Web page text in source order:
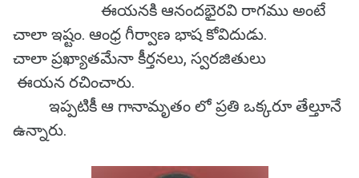
ఈయనకి ఆనందభైరవి రాగము అంటే
చాలా ఇష్టం. ఆంధ్ర గీర్వాణ భాష కోవిదుడు.
చాలా ప్రఖ్యాతమేనా కీర్తనలు, స్వరజితులు
ఈయన రచించారు.
ఇప్పటికీ ఆ గానామృతం లో ప్రతి ఒక్కరూ తేల్తూనే
ఉన్నారు.